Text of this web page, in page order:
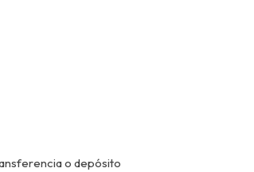
o depósito